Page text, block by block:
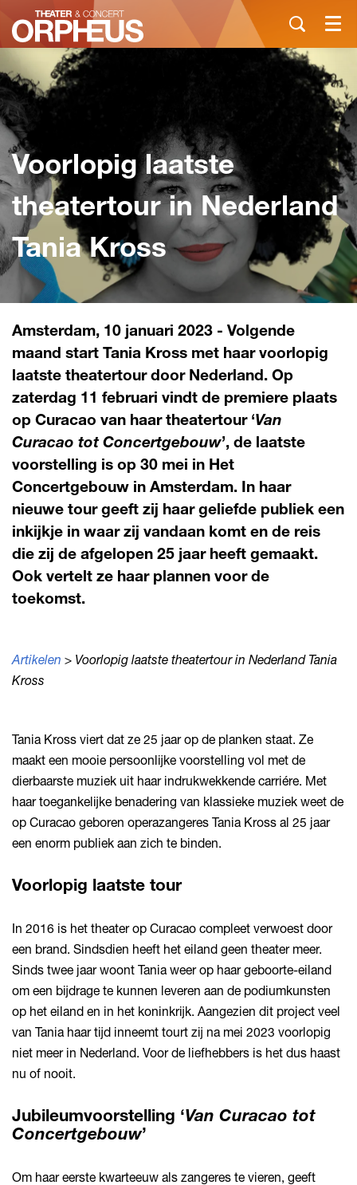
Menu
Voorlopig laatste
theatertour in Nederland
Tania Kross
Amsterdam, 10 januari 2023 - Volgende
maand start Tania Kross met haar voorlopig
laatste theatertour door Nederland. Op
zaterdag 11 februari vindt de premiere plaats
op Curacao van haar theatertour ‘Van
Curacao tot Concertgebouw’, de laatste
voorstelling is op 30 mei in Het
Concertgebouw in Amsterdam. In haar
nieuwe tour geeft zij haar geliefde publiek een
inkijkje in waar zij vandaan komt en de reis
die zij de afgelopen 25 jaar heeft gemaakt.
Ook vertelt ze haar plannen voor de
toekomst.
Artikelen > Voorlopig laatste theatertour in Nederland Tania
Kross
Tania Kross viert dat ze 25 jaar op de planken staat. Ze
maakt een mooie persoonlijke voorstelling vol met de
dierbaarste muziek uit haar indrukwekkende carriére. Met
haar toegankelijke benadering van klassieke muziek weet de
op Curacao geboren operazangeres Tania Kross al 25 jaar
een enorm publiek aan zich te binden.
Voorlopig laatste tour
In 2016 is het theater op Curacao compleet verwoest door
een brand. Sindsdien heeft het eiland geen theater meer.
Sinds twee jaar woont Tania weer op haar geboorte-eiland
om een bijdrage te kunnen leveren aan de podiumkunsten
op het eiland en in het koninkrijk. Aangezien dit project veel
van Tania haar tijd inneemt tourt zij na mei 2023 voorlopig
niet meer in Nederland. Voor de liefhebbers is het dus haast
nu of nooit.
Jubileumvoorstelling ‘Van Curacao tot
Concertgebouw’
Om haar eerste kwarteeuw als zangeres te vieren, geeft